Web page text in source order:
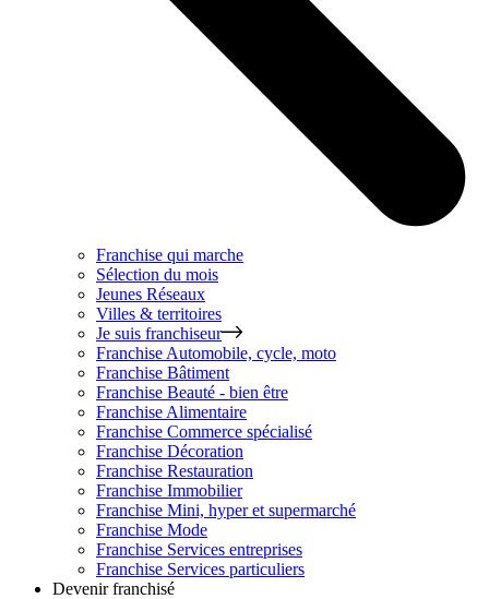
Franchise qui marche
Sélection du mois
Jeunes Réseaux
Villes & territoires
Je suis franchiseur
Franchise Automobile, cycle, moto
Franchise Bâtiment
Franchise Beauté - bien être
Franchise Alimentaire
Franchise Commerce spécialisé
Franchise Décoration
Franchise Restauration
Franchise Immobilier
Franchise Mini, hyper et supermarché
Franchise Mode
Franchise Services entreprises
Franchise Services particuliers
Devenir franchisé